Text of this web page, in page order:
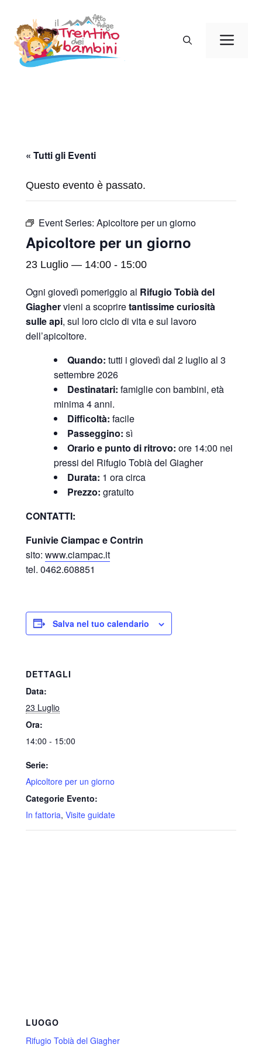
contenuto
« Tutti gli Eventi
Questo evento è passato.
Event Series: Apicoltore per un giorno
Apicoltore per un giorno
23 Luglio — 14:00 - 15:00
Ogni giovedì pomeriggio al Rifugio Tobià del
Giaghervieni a scopriretantissime curiosità
sulle api, sul loro ciclo di vita e sul lavoro
dell’apicoltore.
Quando: tutti i giovedì dal 2 luglio al 3
settembre 2026
Destinatari: famiglie con bambini, età
minima 4 anni.
Difficoltà: facile
Passeggino: sì
Orario e punto di ritrovo: ore 14:00 nei
pressi del Rifugio Tobià del Giagher
Durata: 1 ora circa
Prezzo: gratuito
CONTATTI:
Funivie Ciampac e Contrin
sito: www.ciampac.it
tel. 0462.608851
Salva nel tuo calendario
DETTAGLI
Data:
23 Luglio
Ora:
14:00 - 15:00
Serie:
Apicoltore per un giorno
Categorie Evento:
In fattoria, Visite guidate
LUOGO
Rifugio Tobià del Giagher